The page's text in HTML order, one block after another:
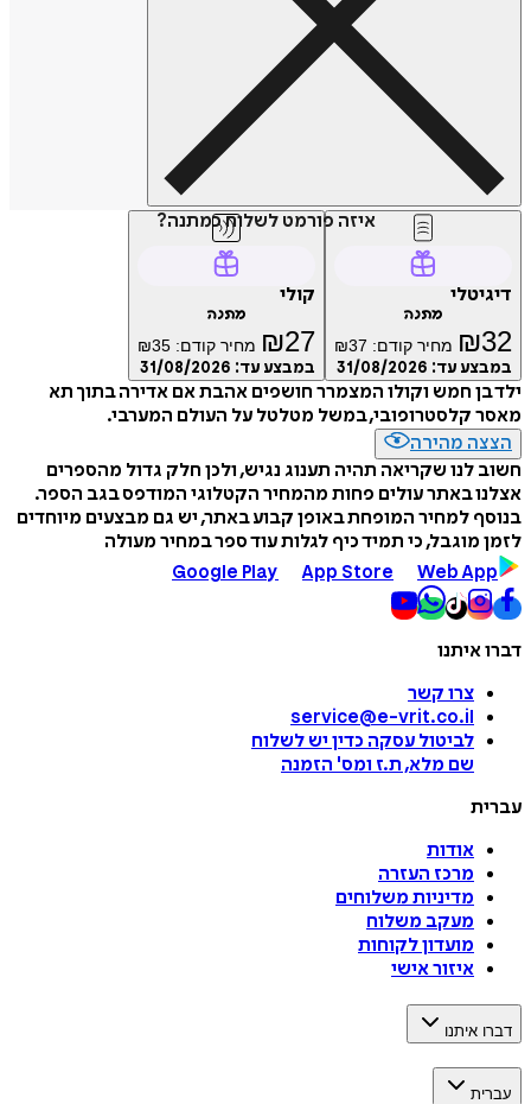
איזה פורמט לשלוח כמתנה?
דיגיטלי
מתנה
₪32 מחיר קודם: ₪37
במבצע עד: 31/08/2026
קולי
מתנה
₪27 מחיר קודם: ₪35
במבצע עד: 31/08/2026
ילד בן חמש וקולו המצמרר חושפים אהבת אם אדירה בתוך תא
מאסר קלסטרופובי, במשל מטלטל על העולם המערבי.
הצצה מהירה
חשוב לנו שקריאה תהיה תענוג נגיש, ולכן חלק גדול מהספרים
אצלנו באתר עולים פחות מהמחיר הקטלוגי המודפס בגב הספר.
בנוסף למחיר המופחת באופן קבוע באתר, יש גם מבצעים מיוחדים
לזמן מוגבל, כי תמיד כיף לגלות עוד ספר במחיר מעולה
Google Play
App Store Web App
דברו איתנו
צרו קשר
service@e-vrit.co.il
לביטול עסקה כדין יש לשלוח
שם מלא, ת.ז ומס' הזמנה
עברית
אודות
מרכז העזרה
מדיניות משלוחים
מעקב משלוח
מועדון לקוחות
איזור אישי
דברו איתנו
עברית